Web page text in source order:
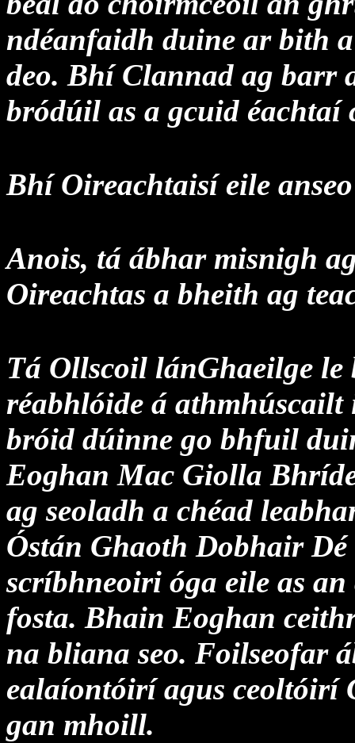
ndéanfaidh duine ar bith
deo. Bhí Clannad ag barr
bródúil as a gcuid éachtaí
Bhí Oireachtaisí eile
Anois, tá ábhar misnigh
Oireachtas a bheith ag
Tá Ollscoil lánGhaeilge le
réabhlóide á athmhúscailt
bróid dúinne go bhfuil
Eoghan Mac Giolla
ag seoladh a chéad
Óstán Ghaoth Dobhair
scríbhneoiri óga eile as
fosta. Bhain Eoghan
na bliana seo. Foilseofar
ealaíontóirí agus ceoltóirí
gan mhoill.